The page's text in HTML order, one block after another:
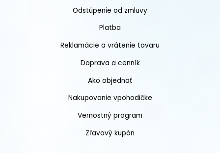
Odstúpenie od zmluvy
Platba
Reklamácie a vrátenie tovaru
Doprava a cenník
Ako objednať
Nakupovanie vpohodičke
Vernostný program
Zľavový kupón